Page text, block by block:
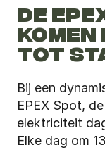
DE
KOMEN
TOT
Bij een
EPEX Spot,
elektriciteit
Elke dag om